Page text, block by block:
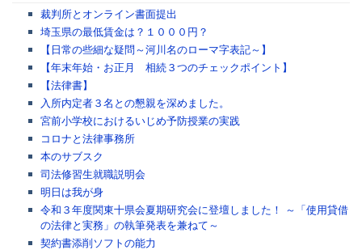
裁判所とオンライン書面提出
埼玉県の最低賃金は？１０００円？
【日常の些細な疑問～河川名のローマ字表記～】
【年末年始・お正月 相続３つのチェックポイント】
【法律書】
入所内定者３名との懇親を深めました。
宮前小学校におけるいじめ予防授業の実践
コロナと法律事務所
本のサブスク
司法修習生就職説明会
明日は我が身
令和３年度関東十県会夏期研究会に登壇しました！ ～「使用貸借
の法律と実務」の執筆発表を兼ねて～
契約書添削ソフトの能力